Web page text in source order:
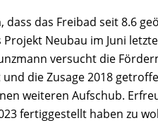
dass das Freibad seit 8.6
Neubau im Juni
versucht die
die Zusage 2018
weiteren Aufschub.
fertiggestellt haben zu